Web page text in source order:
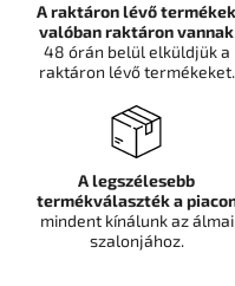
A raktáron lévő termékek
valóban raktáron vannak
48 órán belül elküldjük a
raktáron lévő termékeket.
A legszélesebb
termékválaszték a
mindent kínálunk az álmai
szalonjához.